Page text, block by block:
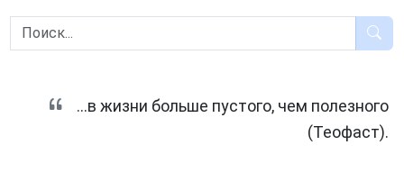
...в жизни больше пустого, чем полезного
(Теофаст).